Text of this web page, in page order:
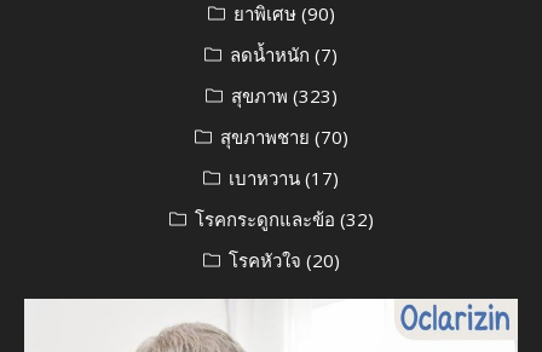
ยาพิเศษ(90)
ลดน้ำหนัก (7)
สุขภาพ (323)
สุขภาพชาย (70)
เบาหวาน (17)
โรคกระดูกและข้อ (32)
โรคหัวใจ (20)